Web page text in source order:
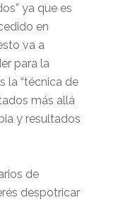
ya que es
en
va a
para la
la “técnica de
más allá
y resultados
de
despotricar